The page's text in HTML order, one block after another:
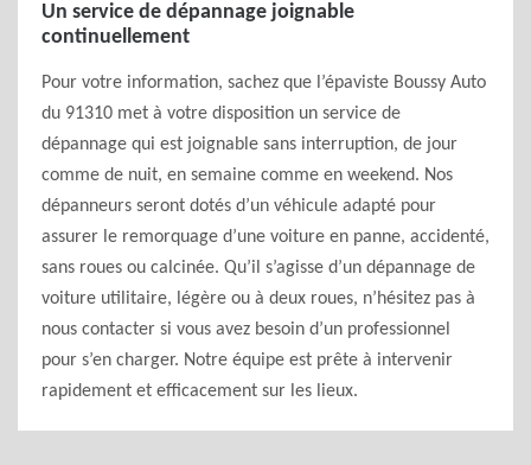
Un service de dépannage joignable
continuellement
Pour votre information, sachez que l’épaviste Boussy Auto
du 91310 met à votre disposition un service de
dépannage qui est joignable sans interruption, de jour
comme de nuit, en semaine comme en weekend. Nos
dépanneurs seront dotés d’un véhicule adapté pour
assurer le remorquage d’une voiture en panne, accidenté,
sans roues ou calcinée. Qu’il s’agisse d’un dépannage de
voiture utilitaire, légère ou à deux roues, n’hésitez pas à
nous contacter si vous avez besoin d’un professionnel
pour s’en charger. Notre équipe est prête à intervenir
rapidement et efficacement sur les lieux.